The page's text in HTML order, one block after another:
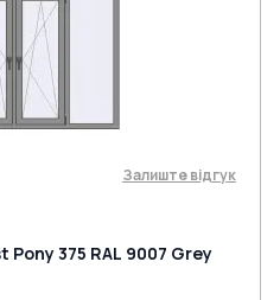
Залиште відгук
Pony 375 RAL 9007 Grey